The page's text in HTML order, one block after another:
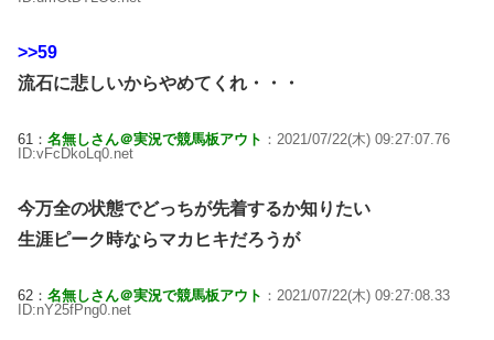
>>59
流石に悲しいからやめてくれ・・・
61： 名無しさん＠実況で競馬板アウト ：2021/07/22(木) 09:27:07.76
ID:vFcDkoLq0.net
今万全の状態でどっちが先着するか知りたい
生涯ピーク時ならマカヒキだろうが
62： 名無しさん＠実況で競馬板アウト ：2021/07/22(木) 09:27:08.33
ID:nY25fPng0.net